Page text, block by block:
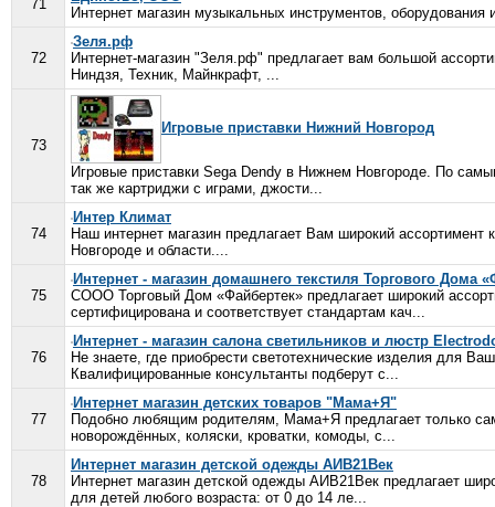
71
Интернет магазин музыкальных инструментов,
72
Зеля.рф
Интернет-магазин "Зеля.рф" предлагает вам большой
Ниндзя, Техник, Майнкрафт, ...
73
Игровые приставки Нижний Новгород
Игровые приставки Sega Dendy в Нижнем Новгороде. По
так же картриджи с играми, джости...
74
Интер Климат
Наш интернет магазин предлагает Вам широкий
Новгороде и области....
75
Интернет - магазин домашнего текстиля Торгового Дома
СООО Торговый Дом «Файбертек» предлагает широкий
сертифицирована и соответствует стандартам кач...
76
Интернет - магазин салона светильников и люстр
Не знаете, где приобрести светотехнические изделия для
Квалифицированные консультанты подберут с...
77
Интернет магазин детских товаров "Мама+Я"
Подобно любящим родителям, Мама+Я предлагает только
новорождённых, коляски, кроватки, комоды, с...
78
Интернет магазин детской одежды АИВ21Век
Интернет магазин детской одежды АИВ21Век предлагает
для детей любого возраста: от 0 до 14 ле...